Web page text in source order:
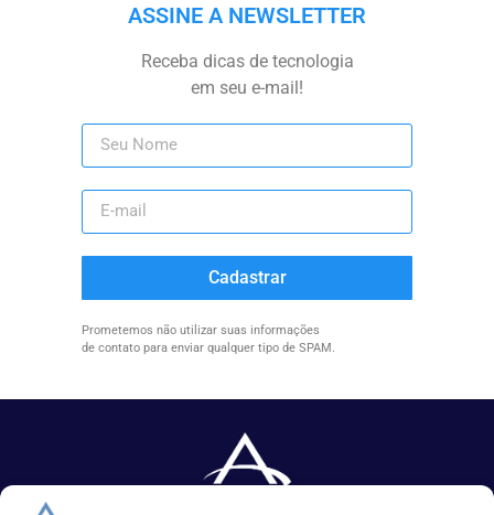
ASSINE A NEWSLETTER
Receba dicas de tecnologia
em seu e-mail!
Cadastrar
Prometemos não utilizar suas informações
de contato para enviar qualquer tipo de SPAM.